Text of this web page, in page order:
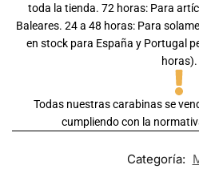
toda la tienda. 72 horas: Para
Baleares. 24 a 48 horas: Para
en stock para España y Portugal
horas).
Todas nuestras carabinas se
cumpliendo con la
Categoría: